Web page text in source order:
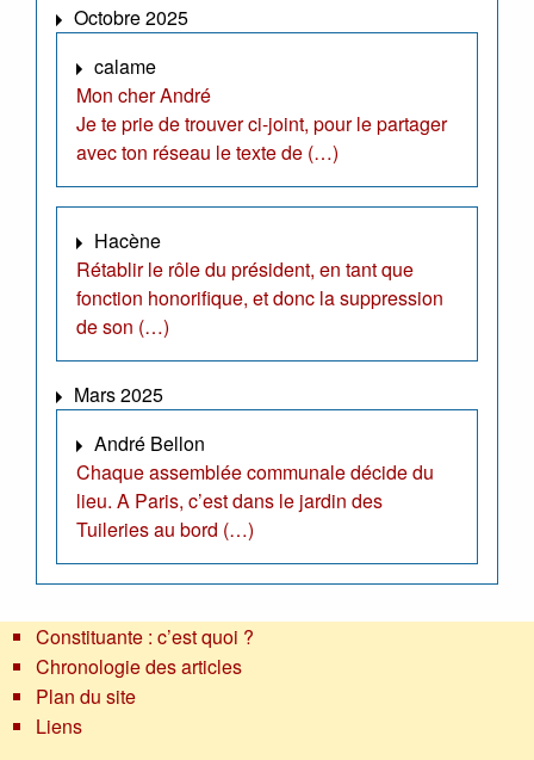
Octobre 2025
calame
Mon cher André
Je te prie de trouver ci-joint, pour le partager
avec ton réseau le texte de (…)
Hacène
Rétablir le rôle du président, en tant que
fonction honorifique, et donc la suppression
de son (…)
Mars 2025
André Bellon
Chaque assemblée communale décide du
lieu. A Paris, c’est dans le jardin des
Tuileries au bord (…)
Constituante : c’est quoi ?
Chronologie des articles
Plan du site
Liens